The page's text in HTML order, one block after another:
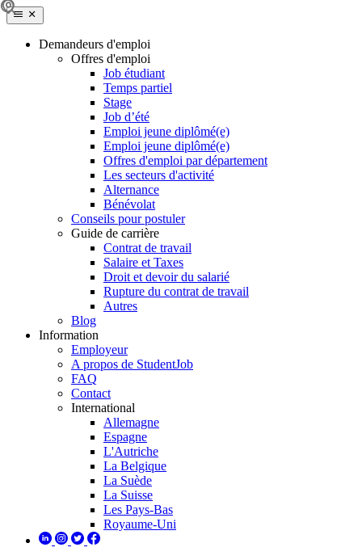
Demandeurs d'emploi
Offres d'emploi
Job étudiant
Temps partiel
Stage
Job d’été
Emploi jeune diplômé(e)
Emploi jeune diplômé(e)
Offres d'emploi par département
Les secteurs d'activité
Alternance
Bénévolat
Conseils pour postuler
Guide de carrière
Contrat de travail
Salaire et Taxes
Droit et devoir du salarié
Rupture du contrat de travail
Autres
Blog
Information
Employeur
A propos de StudentJob
FAQ
Contact
International
Allemagne
Espagne
L'Autriche
La Belgique
La Suède
La Suisse
Les Pays-Bas
Royaume-Uni